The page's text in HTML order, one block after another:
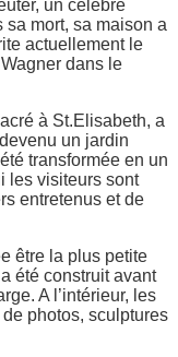
un célèbre
mort, sa maison a
actuellement le
dans le
à St.Elisabeth, a
un jardin
transformée en un
les visiteurs sont
entretenus et de
être la plus petite
été construit avant
A l’intérieur, les
photos, sculptures